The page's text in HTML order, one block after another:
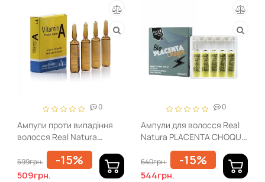
0
Ампули проти випадіння
волосся Real Natura
VITAMINA A 4*10 мл
599грн. -15%
509грн.
0
Ампули для волосся Real
Natura PLACENTA CHOQUE
- 5 X 10 мл
640грн. -15%
544грн.